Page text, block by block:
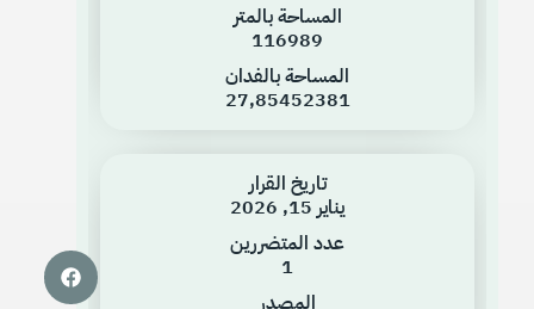
المساحة بالمتر
116989
المساحة بالفدان
27,85452381
تاريخ القرار
يناير 15, 2026
عدد المتضررين
1
المصدر